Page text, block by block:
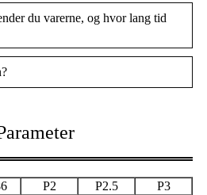
du varerne, og hvor lang tid
P2 P2.5
P3